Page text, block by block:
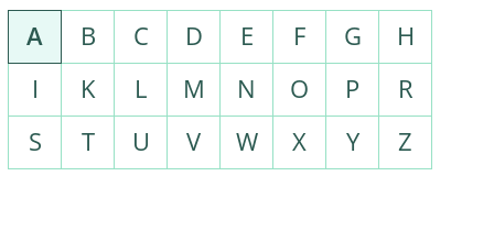
A B C D E F G
H
I
K L M N O P
R
S
T U V W X Y Z